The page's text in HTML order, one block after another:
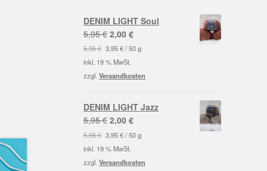
DENIM LIGHT Soul
5,95€ Ursprünglicher
Preis
war:
5,95 €
2,00€Aktueller
Preis
2,00 €.
5,95€ 3,95€/50 g
inkl. 19 % MwSt.
zzgl.Versandkosten
DENIM LIGHT Jazz
5,95€ Ursprünglicher
Preis
war:
5,95 €
2,00€Aktueller
Preis
2,00 €.
5,95€ 3,95€/50 g
inkl. 19 % MwSt.
zzgl.Versandkosten